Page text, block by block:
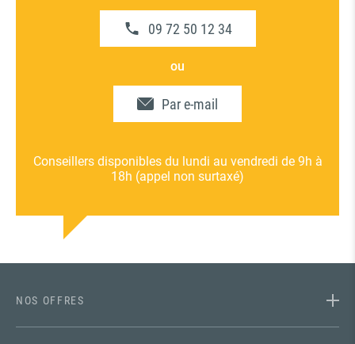
09 72 50 12 34
ou
Par e-mail
Conseillers disponibles du lundi au vendredi de 9h à
18h (appel non surtaxé)
NOS OFFRES